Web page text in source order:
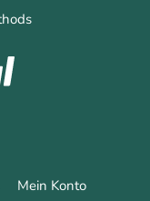
Mein Konto